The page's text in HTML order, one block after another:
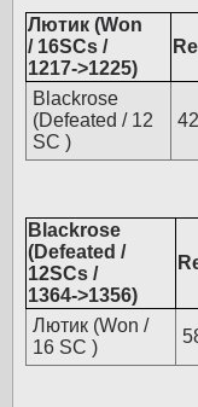
Лютик (Won
/ 16SCs /
1217->1225)
Re
Blackrose
(Defeated / 12
SC )
Blackrose
(Defeated /
12SCs /
1364->1356)
Лютик (Won /
16 SC )